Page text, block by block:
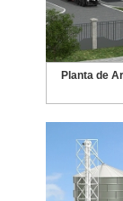
Planta de